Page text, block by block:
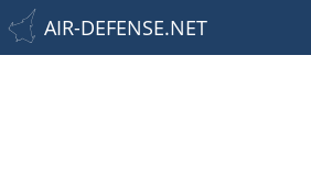
AIR-DEFENSE.NET